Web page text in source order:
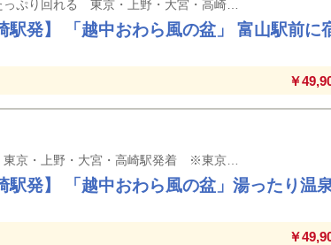
駅発】 「越中おわら風の盆」 富山駅前に
￥
駅発】 「越中おわら風の盆」湯ったり温
￥